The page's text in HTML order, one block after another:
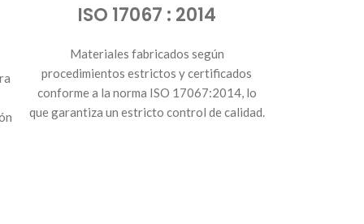
ISO 17067 : 2014
Materiales fabricados según
procedimientos estrictos y certificados
conforme a la norma ISO 17067:2014, lo
que garantiza un estricto control de calidad.